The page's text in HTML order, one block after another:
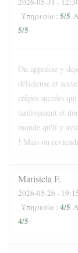
Υπηρεσία : 5/5
5/5
On apprécie y
délicieuse et
crêpes sucrées
tardivement et
monde qu'il y
! Mais on
Maristela F
2026-05-26 -
Υπηρεσία : 4/5
4/5